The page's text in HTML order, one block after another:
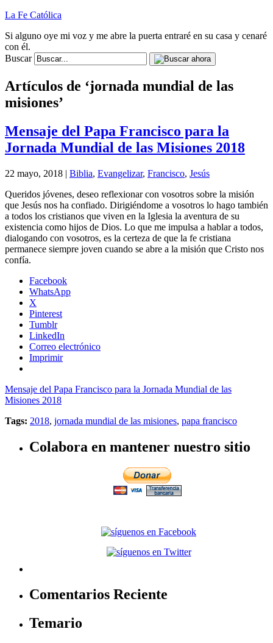
La Fe Católica
Si alguno oye mi voz y me abre la puerta entraré en su casa y cenaré
con él.
Buscar
Artículos de ‘jornada mundial de las
misiones’
Mensaje del Papa Francisco para la
Jornada Mundial de las Misiones 2018
22 mayo, 2018 | Biblia, Evangelizar, Francisco, Jesús
Queridos jóvenes, deseo reflexionar con vosotros sobre la misión
que Jesús nos ha confiado. Dirigiéndome a vosotros lo hago también
a todos los cristianos que viven en la Iglesia la aventura de su
existencia como hijos de Dios. Lo que me impulsa a hablar a todos,
dialogando con vosotros, es la certeza de que la fe cristiana
permanece siempre joven cuando se abre a la misión que Cristo nos
confía.
Facebook
WhatsApp
X
Pinterest
Tumblr
LinkedIn
Correo electrónico
Imprimir
Mensaje del Papa Francisco para la Jornada Mundial de las
Misiones 2018
Tags: 2018, jornada mundial de las misiones, papa francisco
Colabora en mantener nuestro sitio
Comentarios Reciente
Temario